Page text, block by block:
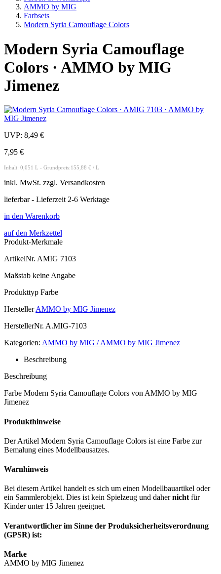
AMMO by MIG
Farbsets
Modern Syria Camouflage Colors
Modern Syria Camouflage
Colors · AMMO by MIG
Jimenez
UVP: 8,49 €
7,95 €
Inhalt: 0,051 L - Grundpreis:155,88 € / L
inkl. MwSt. zzgl. Versandkosten
lieferbar - Lieferzeit 2-6 Werktage
in den Warenkorb
auf den Merkzettel
Produkt-Merkmale
ArtikelNr. AMIG 7103
Maßstab keine Angabe
Produkttyp Farbe
Hersteller AMMO by MIG Jimenez
HerstellerNr. A.MIG-7103
Kategorien: AMMO by MIG / AMMO by MIG Jimenez
Beschreibung
Beschreibung
Farbe Modern Syria Camouflage Colors von AMMO by MIG
Jimenez
Produkthinweise
Der Artikel Modern Syria Camouflage Colors ist eine Farbe zur
Bemalung eines Modellbausatzes.
Warnhinweis
Bei diesem Artikel handelt es sich um einen Modellbauartikel oder
ein Sammlerobjekt. Dies ist kein Spielzeug und dahernicht für
Kinder unter 15 Jahren geeignet.
Verantwortlicher im Sinne der Produksicherheitsverordnung
(GPSR) ist:
Marke
AMMO by MIG Jimenez